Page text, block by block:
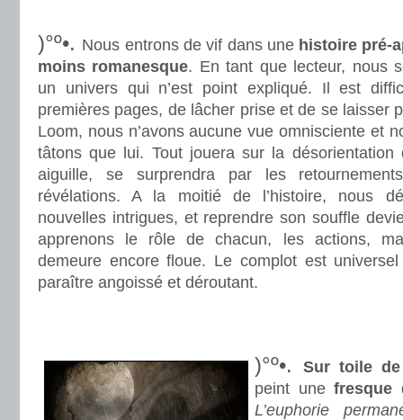
)°º•. Nous entrons de vif dans une histoire pré-
moins romanesque. En tant que lecteur, nous
un univers qui n’est point expliqué. Il est
premières pages, de lâcher prise et de se laisser
Loom, nous n’avons aucune vue omnisciente et
tâtons que lui. Tout jouera sur la
aiguille, se surprendra par les
révélations. A la moitié de l’histoire, nous
nouvelles intrigues, et reprendre son souffle
apprenons le rôle de chacun, les actions,
demeure encore floue. Le complot est
paraître angoissé et déroutant.
)°º•.
Sur toile
peint unefresque
L’euphorie